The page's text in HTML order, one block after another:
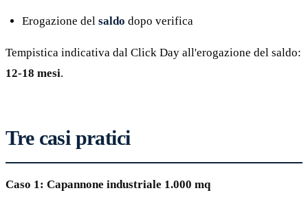
Erogazione del saldo dopo verifica
Tempistica indicativa dal Click Day all'erogazione del saldo:
12-18 mesi.
Tre casi pratici
Caso 1: Capannone industriale 1.000 mq